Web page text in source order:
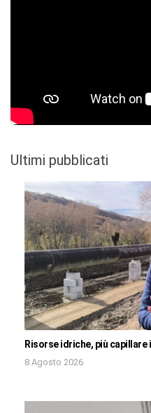
Ultimi pubblicati
Risorse idriche, più
8 Agosto 2026